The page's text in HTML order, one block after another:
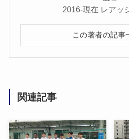
2016-現在 レアッ
この著者の記事
関連記事